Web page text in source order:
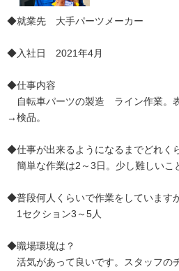
◆就業先 大手パーツメーカー
◆入社日 2021年4月
◆仕事内容
自転車パーツの製造 ライン作業。
→検品。
◆仕事が出来るようになるまでどれく
簡単な作業は2～3日。少し難しいこ
◆普段何人くらいで作業をしています
1セクション3～5人
◆職場環境は？
活気があって良いです。スタッフの